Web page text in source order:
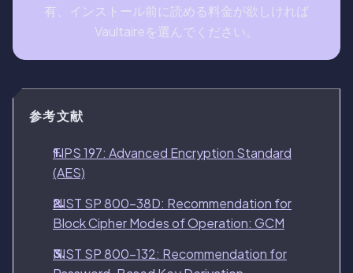
有、インストール前に読める料金が欲しければ
Vaultaireを選んでください。
参考文献
FIPS 197: Advanced Encryption Standard
(AES)
NIST SP 800-38D: Recommendation for
Block Cipher Modes of Operation: GCM
NIST SP 800-132: Recommendation for